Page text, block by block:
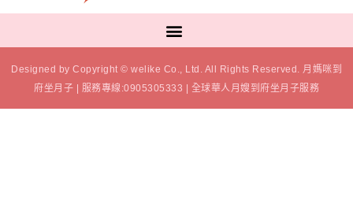
Designed by Copyright © welike Co., Ltd. All Rights Reserved. 月媽咪到
府坐月子 | 服務專線:0905305333 | 全球華人月嫂到府坐月子服務